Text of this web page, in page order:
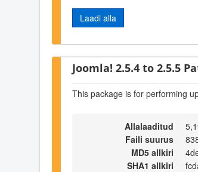
Laadi alla
Joomla! 2.5.4 to 2.5.5
This package is for performing
Allalaaditud
Faili suurus
MD5 allkiri
SHA1 allkiri